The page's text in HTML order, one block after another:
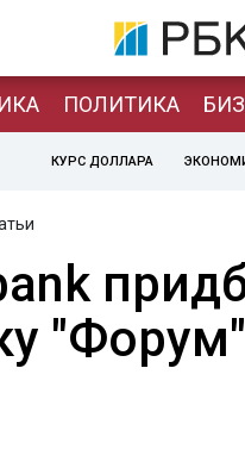
ПОЛИТИКА
КУРС ДОЛЛАРА